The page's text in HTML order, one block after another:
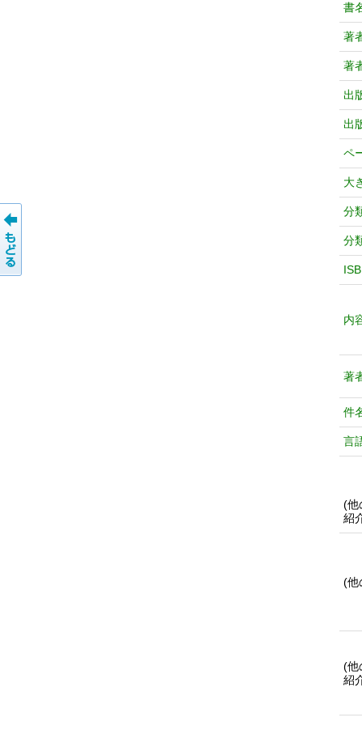
書
著
著
出
出
ペ
大
分
分
内
著
件
言
(他
紹
(他
(他
紹